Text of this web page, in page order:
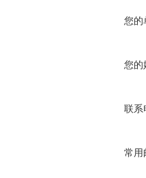
您的
您的
联系
常用